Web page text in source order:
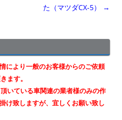
た（マツダCX-5）
→
により一般のお客様からのご依頼
ます。
いている車関連の業者様のみの作
け致しますが、宜しくお願い致し